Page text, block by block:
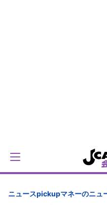
ニュースpickupマネーのニュ